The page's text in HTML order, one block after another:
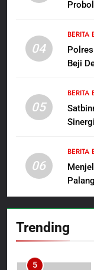
Guru
04
BERITA
Beji
05
BERITA
06
BERITA
Trending
3
5